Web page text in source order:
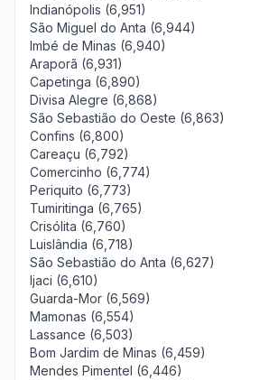
Indianópolis (6,951)
São Miguel do Anta (6,944)
Imbé de Minas (6,940)
Araporã (6,931)
Capetinga (6,890)
Divisa Alegre (6,868)
São Sebastião do Oeste (6,863)
Confins (6,800)
Careaçu (6,792)
Comercinho (6,774)
Periquito (6,773)
Tumiritinga (6,765)
Crisólita (6,760)
Luislândia (6,718)
São Sebastião do Anta (6,627)
Ijaci (6,610)
Guarda-Mor (6,569)
Mamonas (6,554)
Lassance (6,503)
Bom Jardim de Minas (6,459)
Mendes Pimentel (6,446)